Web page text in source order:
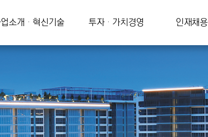
소개 · 혁신기술 투자 · 가치경영 인재채용